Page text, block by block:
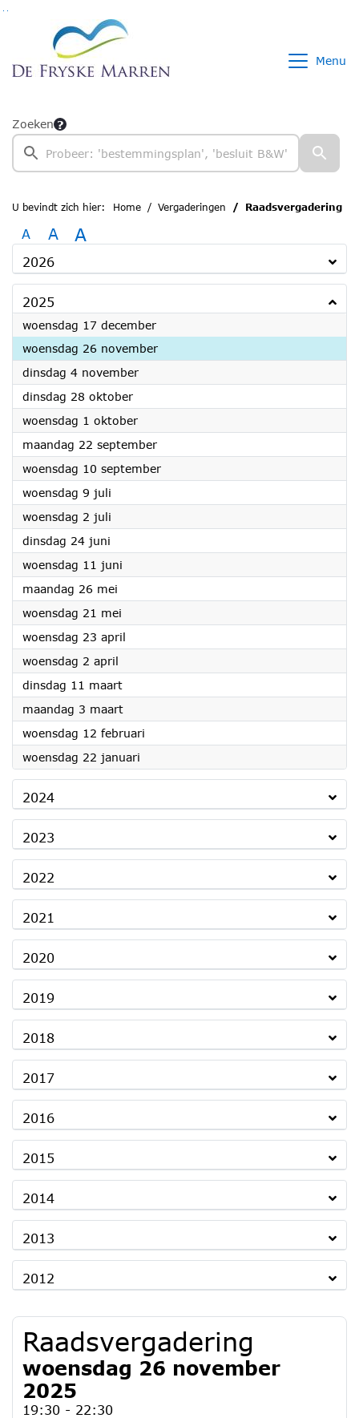
Ga naar de inhoud van deze pagina
Menu
Zoeken
U bevindt zich hier: Home Vergaderingen Raadsvergadering
A A A
2026
2025
woensdag 17 december2025
woensdag 26 november2025
dinsdag 4 november2025
dinsdag 28 oktober2025
woensdag 1 oktober2025
maandag 22 september2025
woensdag 10 september2025
woensdag 9 juli
woensdag 2 juli
dinsdag 24 juni
woensdag 11 juni
maandag 26 mei
woensdag 21 mei
woensdag 23 april
woensdag 2 april
dinsdag 11 maart2025
maandag 3 maart2025
woensdag 12 februari
woensdag 22 januari
2024
2023
2022
2021
2020
2019
2018
2017
2016
2015
2014
2013
2012
Raadsvergadering
woensdag 26 november
2025
19:30 - 22:30